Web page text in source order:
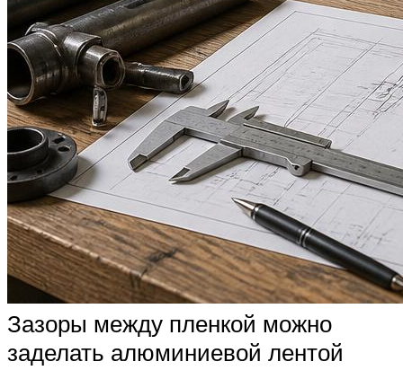
Зазоры между пленкой можно
заделать алюминиевой лентой